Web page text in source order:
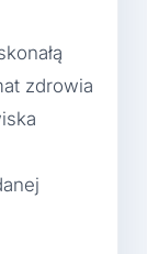
zdrowia